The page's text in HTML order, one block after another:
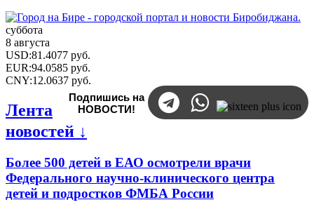
суббота
8 августа
USD:81.4077 руб.
EUR:94.0585 руб.
CNY:12.0637 руб.
Подпишись на
НОВОСТИ!
Лента
новостей ↓
Более 500 детей в ЕАО осмотрели врачи
Федерального научно-клинического центра
детей и подростков ФМБА России